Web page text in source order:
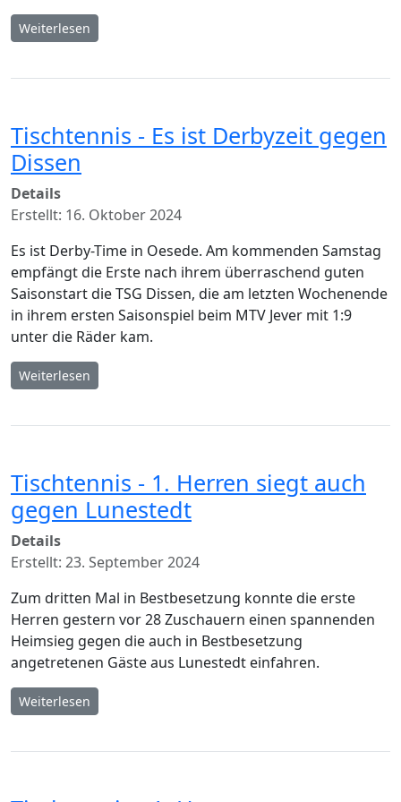
Weiterlesen
Tischtennis - Es ist Derbyzeit gegen
Dissen
Details
Erstellt: 16. Oktober 2024
Es ist Derby-Time in Oesede. Am kommenden Samstag
empfängt die Erste nach ihrem überraschend guten
Saisonstart die TSG Dissen, die am letzten Wochenende
in ihrem ersten Saisonspiel beim MTV Jever mit 1:9
unter die Räder kam.
Weiterlesen
Tischtennis - 1. Herren siegt auch
gegen Lunestedt
Details
Erstellt: 23. September 2024
Zum dritten Mal in Bestbesetzung konnte die erste
Herren gestern vor 28 Zuschauern einen spannenden
Heimsieg gegen die auch in Bestbesetzung
angetretenen Gäste aus Lunestedt einfahren.
Weiterlesen